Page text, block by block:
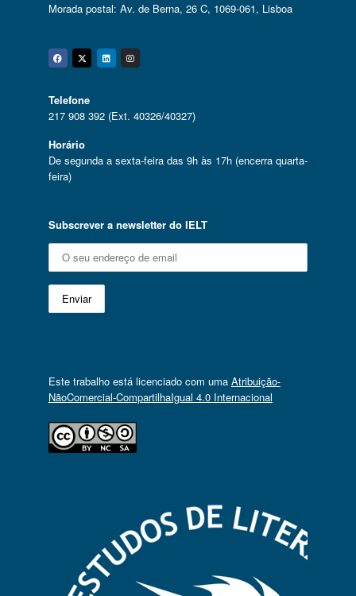
Morada postal: Av. de Berna, 26 C, 1069-061, Lisboa
Facebook
Twitter
Linkedin
Instagram
Telefone
217 908 392 (Ext. 40326/40327)
Horário
De segunda a sexta-feira das 9h às 17h (encerra quarta-
feira)
Subscrever a newsletter do IELT
Este trabalho está licenciado com uma Atribuição-
NãoComercial-CompartilhaIgual 4.0 Internacional